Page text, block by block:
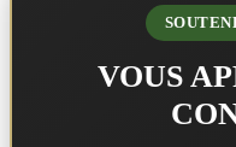
VOUS